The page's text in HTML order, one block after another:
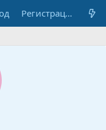
Регистрация